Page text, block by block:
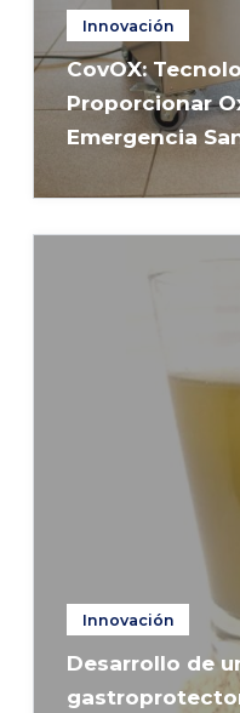
Innovación
CovOX:
Proporcionar
Emergencia
Innovación
Desarrollo de